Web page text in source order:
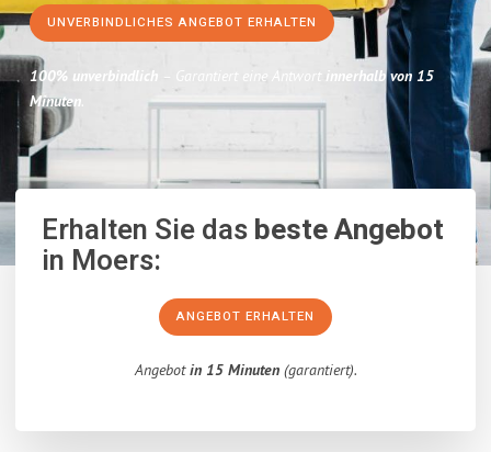
UNVERBINDLICHES ANGEBOT ERHALTEN
100% unverbindlich – Garantiert eine Antwort innerhalb von 15
Minuten.
Erhalten Sie dasbeste Angebot
in Moers:
ANGEBOT ERHALTEN
Angebotin 15 Minuten(garantiert).